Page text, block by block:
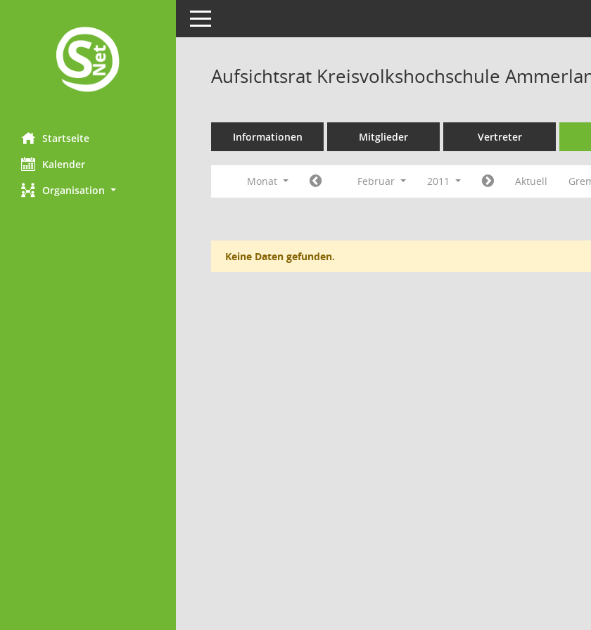
Startseite
Kalender
Organisation
Toggle navigation
Aufsichtsrat Kreisvolkshochschule
Informationen Mitglieder Vertreter
Monat Februar 2011 Aktuell
Keine Daten gefunden.